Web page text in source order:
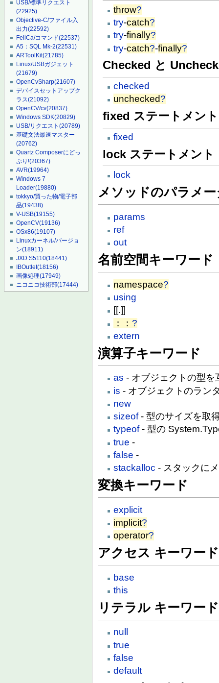
USB/標準リクエスト
(22925)
Objective-C/ファイル入
出力(22592)
FeliCa/コマンド(22537)
A5：SQL Mk-2(22531)
ARToolKit(21785)
Linux/USBガジェット
(21679)
OpenCvSharp(21607)
デバイスセットアップク
ラス(21092)
OpenCV/cv(20837)
Windows SDK(20829)
USB/リクエスト(20789)
基礎文法最速マスター
(20762)
Quartz Composerにどっ
ぷり!(20367)
AVR(19964)
Windows 7
Loader(19880)
tokkyo/買った物/電子部
品(19438)
V-USB(19155)
OpenCV(19136)
OSx86(19107)
Linuxカーネル/バージョ
ン(18911)
JXD S5110(18441)
IBOutlet(18156)
画像処理(17949)
ニコニコ技術部(17444)
throw?
try-catch?
try-finally?
try-catch?-finally?
Checked と
checked
unchecked?
fixed ステートメント
fixed
lock ステートメント
lock
メソッドのパラメー
params
ref
out
名前空間キーワード
namespace?
using
[[.]]
：： ?
extern
演算子キーワード
as - オブジェクトの型
is - オブジェクトのラン
new
sizeof- 型のサイズを取
typeof- 型の
true -
false -
stackalloc - スタックに
変換キーワード
explicit
implicit?
operator?
アクセス キーワード
base
this
リテラル キーワード
null
true
false
default